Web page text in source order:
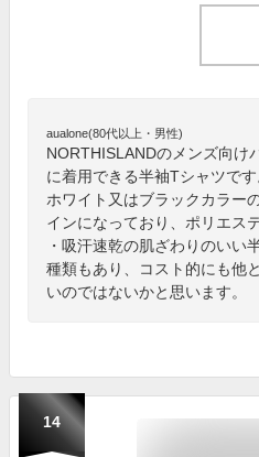
aualone(80代以上・男性)
NORTHISLANDのメンズ向け
に着用できる半袖Tシャツで
ホワイト又はブラックカラー
インになっており、ポリエス
・吸汗速乾の肌ざわりのいい
種類もあり、コスト的にも他
いのではないかと思います。
14